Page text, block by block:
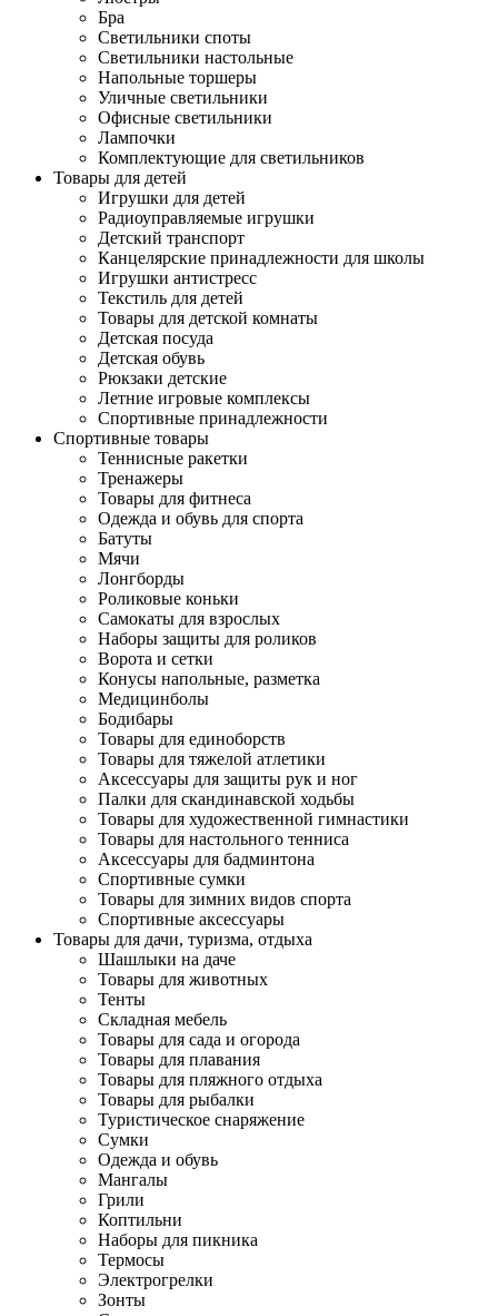
Бра
Светильники споты
Светильники настольные
Напольные торшеры
Уличные светильники
Офисные светильники
Лампочки
Комплектующие для светильников
Товары для детей
Игрушки для детей
Радиоуправляемые игрушки
Детский транспорт
Канцелярские принадлежности для школы
Игрушки антистресс
Текстиль для детей
Товары для детской комнаты
Детская посуда
Детская обувь
Рюкзаки детские
Летние игровые комплексы
Спортивные принадлежности
Спортивные товары
Теннисные ракетки
Тренажеры
Товары для фитнеса
Одежда и обувь для спорта
Батуты
Мячи
Лонгборды
Роликовые коньки
Самокаты для взрослых
Наборы защиты для роликов
Ворота и сетки
Конусы напольные, разметка
Медицинболы
Бодибары
Товары для единоборств
Товары для тяжелой атлетики
Аксессуары для защиты рук и ног
Палки для скандинавской ходьбы
Товары для художественной гимнастики
Товары для настольного тенниса
Аксессуары для бадминтона
Спортивные сумки
Товары для зимних видов спорта
Спортивные аксессуары
Товары для дачи, туризма, отдыха
Шашлыки на даче
Товары для животных
Тенты
Складная мебель
Товары для сада и огорода
Товары для плавания
Товары для пляжного отдыха
Товары для рыбалки
Туристическое снаряжение
Сумки
Одежда и обувь
Мангалы
Грили
Коптильни
Наборы для пикника
Термосы
Электрогрелки
Зонты